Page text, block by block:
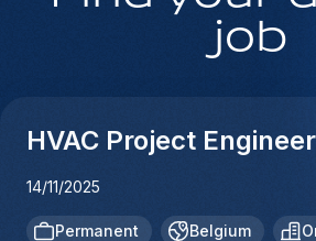
job
HVAC Project Engineer
14/11/2025
Permanent Belgium